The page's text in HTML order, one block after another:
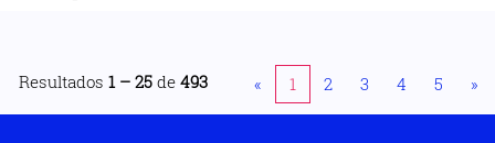
Resultados 1 – 25 de 493 « 1 2 3 4 5 »